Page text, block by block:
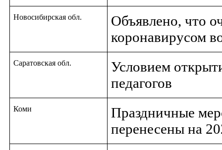
Новосибирская обл.
Объявлено, что
коронавирусом
Саратовская обл.
Условием
педагогов
Коми
Праздничные
перенесены на